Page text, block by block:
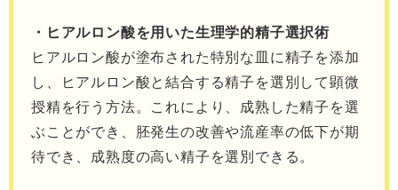
・ヒアルロン酸を用いた生理学的精子選択術
ヒアルロン酸が塗布された特別な皿に精子を添加
し、ヒアルロン酸と結合する精子を選別して顕微
授精を行う方法。これにより、成熟した精子を選
ぶことができ、胚発生の改善や流産率の低下が期
待でき、成熟度の高い精子を選別できる。